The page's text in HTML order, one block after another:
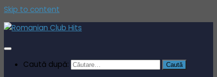
Skip to content
Caută după: